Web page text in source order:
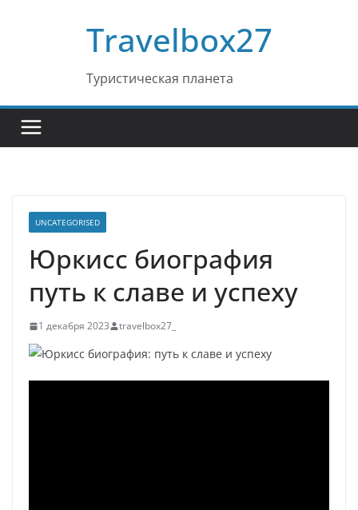
Travelbox27
Туристическая планета
UNCATEGORISED
Юркисс биография
путь к славе и успеху
1 декабря 2023 travelbox27_